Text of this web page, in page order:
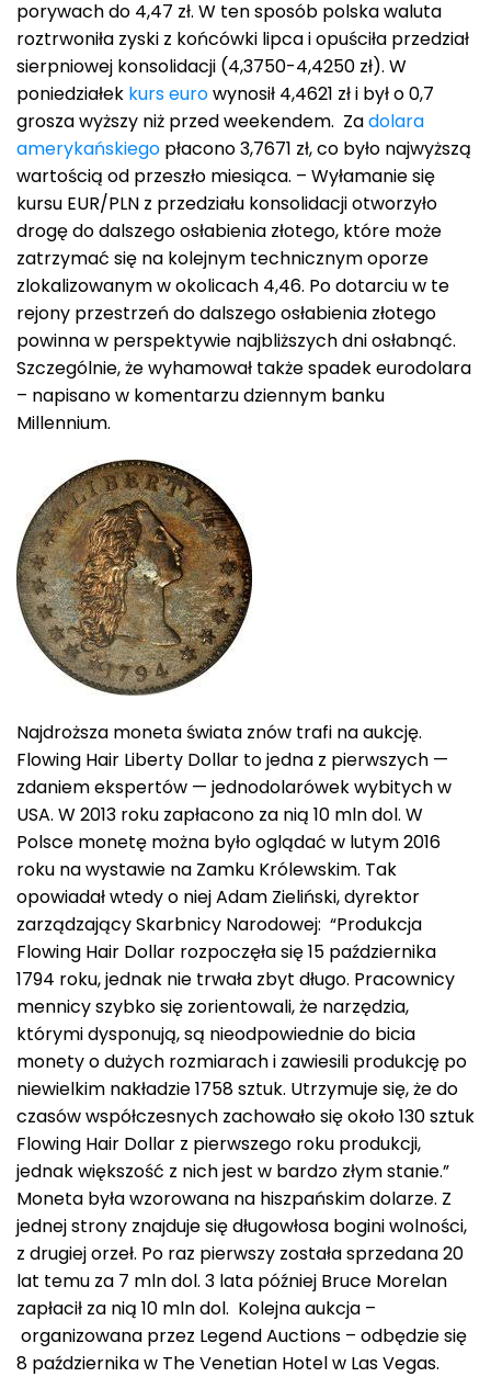
porywach do 4,47 zł. W ten sposób polska waluta
roztrwoniła zyski z końcówki lipca i opuściła przedział
sierpniowej konsolidacji (4,3750-4,4250 zł). W
poniedziałek kurs eurowynosił 4,4621 zł i był o 0,7
grosza wyższy niż przed weekendem. Zadolara
amerykańskiego płacono 3,7671 zł, co było najwyższą
wartością od przeszło miesiąca. – Wyłamanie się
kursu EUR/PLN z przedziału konsolidacji otworzyło
drogę do dalszego osłabienia złotego, które może
zatrzymać się na kolejnym technicznym oporze
zlokalizowanym w okolicach 4,46. Po dotarciu w te
rejony przestrzeń do dalszego osłabienia złotego
powinna w perspektywie najbliższych dni osłabnąć.
Szczególnie, że wyhamował także spadek eurodolara
– napisano w komentarzu dziennym banku
Millennium.
Najdroższa moneta świata znów trafi na aukcję.
Flowing Hair Liberty Dollar to jedna z pierwszych —
zdaniem ekspertów — jednodolarówek wybitych w
USA. W 2013 roku zapłacono za nią 10 mln dol. W
Polsce monetę można było oglądać w lutym 2016
roku na wystawie na Zamku Królewskim. Tak
opowiadał wtedy o niej Adam Zieliński, dyrektor
zarządzający Skarbnicy Narodowej: “Produkcja
Flowing Hair Dollar rozpoczęła się 15 października
1794 roku, jednak nie trwała zbyt długo. Pracownicy
mennicy szybko się zorientowali, że narzędzia,
którymi dysponują, są nieodpowiednie do bicia
monety o dużych rozmiarach i zawiesili produkcję po
niewielkim nakładzie 1758 sztuk. Utrzymuje się, że do
czasów współczesnych zachowało się około 130 sztuk
Flowing Hair Dollar z pierwszego roku produkcji,
jednak większość z nich jest w bardzo złym stanie.”
Moneta była wzorowana na hiszpańskim dolarze. Z
jednej strony znajduje się długowłosa bogini wolności,
z drugiej orzeł. Po raz pierwszy została sprzedana 20
lat temu za 7 mln dol. 3 lata później Bruce Morelan
zapłacił za nią 10 mln dol. Kolejna aukcja –
organizowana przez Legend Auctions – odbędzie się
8 października w The Venetian Hotel w Las Vegas.